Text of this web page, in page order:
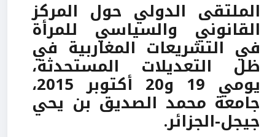
الملتقى الدولي حول المركز
القانوني والسياسي للمرأة
في التشريعات المغاربية في
ظل التعديلات المستحدثة،
يومي 19 و20 أكتوبر 2015،
جامعة محمد الصديق بن يحي
جيجل-الجزائر.